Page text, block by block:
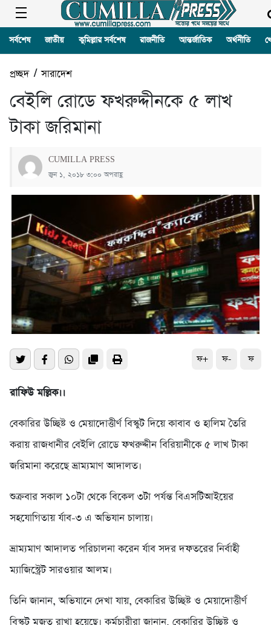
সর্বশেষ জাতীয় কুমিল্লার সর্বশেষ রাজনীতি আন্তর্জাতিক অর্থনীতি
প্রচ্ছদ/সারাদেশ
বেইলি রোডে ফখরুদ্দীনকে ৫ লাখ
টাকা জরিমানা
CUMILLA PRESS
জুন ১, ২০১৮ ৩:০০ অপরাহ্ণ
ফ+ ফ- ফ
রাফিউ মল্লিক।।
বেকারির উচ্ছিষ্ট ও মেয়াদোত্তীর্ণ বিস্কুট দিয়ে কাবাব ও হালিম তৈরি
করায় রাজধানীর বেইলি রোডে ফখরুদ্দীন বিরিয়ানীকে ৫ লাখ টাকা
জরিমানা করেছে ভ্রাম্যমাণ আদালত।
শুক্রবার সকাল ১০টা থেকে বিকেল ৩টা পর্যন্ত বিএসটিআইয়ের
সহযোগিতায় র্যাব-৩ এ অভিযান চালায়।
ভ্রাম্যমাণ আদালত পরিচালনা করেন র্যাব সদর দফতরের নির্বাহী
ম্যাজিস্ট্রেট সারওয়ার আলম।
তিনি জানান, অভিযানে দেখা যায়, বেকারির উচ্ছিষ্ট ও মেয়াদোত্তীর্ণ